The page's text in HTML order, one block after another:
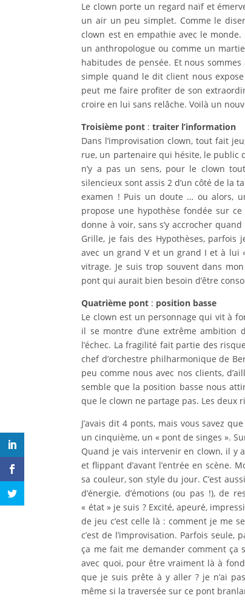
Le clown porte un regard naïf et
un air un peu simplet. Comme le
clown est en empathie avec le
un anthropologue ou comme un
habitudes de pensée. Et nous
simple quand le dit client nous
peut me faire profiter de son
croire en lui sans relâche. Voilà un
Troisième pont :traiter l’information
Dans l’improvisation clown, tout fait
rue, un partenaire qui hésite, le public
n’y a pas un sens, pour le clown
silencieux sont assis 2 d’un côté de la
examen ! Puis un doute … ou alors,
propose une hypothèse fondée sur
donne à voir, sans s’y accrocher
Grille, je fais des Hypothèses, parfois
avec un grand V et un grand I et à lui
vitrage. Je suis trop souvent dans
pont qui aurait bien besoin d’être
Quatrième pont : position basse
Le clown est un personnage qui vit à
il se montre d’une extrême ambition
l’échec. La fragilité fait partie des
chef d’orchestre philharmonique de
peu comme nous avec nos clients,
semble que la position basse nous
que le clown ne partage pas. Les deux
J’avais dit 4 ponts, mais vous savez
un cinquième, un « pont de singes ».
Quand je vais intervenir en clown, il y
et flippant d’avant l’entrée en scène.
sa couleur, son style du jour. C’est
d’énergie, d’émotions (ou pas !), de
« état » je suis ? Excité, apeuré,
de jeu c’est celle là : comment je me
c’est de l’improvisation. Parfois
ça me fait me demander comment ça
avec quoi, pour être vraiment là à fond
que je suis prête à y aller ? je n’ai
même si la traversée sur ce pont